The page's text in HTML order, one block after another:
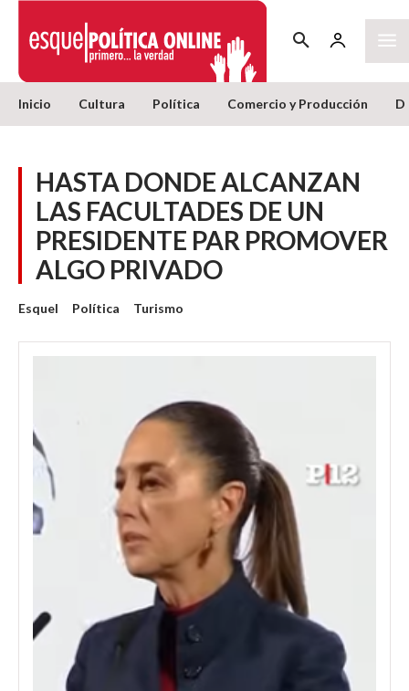
Inicio Cultura Política Comercio y Producción
HASTA DONDE ALCANZAN
LAS FACULTADES DE UN
PRESIDENTE PAR PROMOVER
ALGO PRIVADO
Esquel Política Turismo